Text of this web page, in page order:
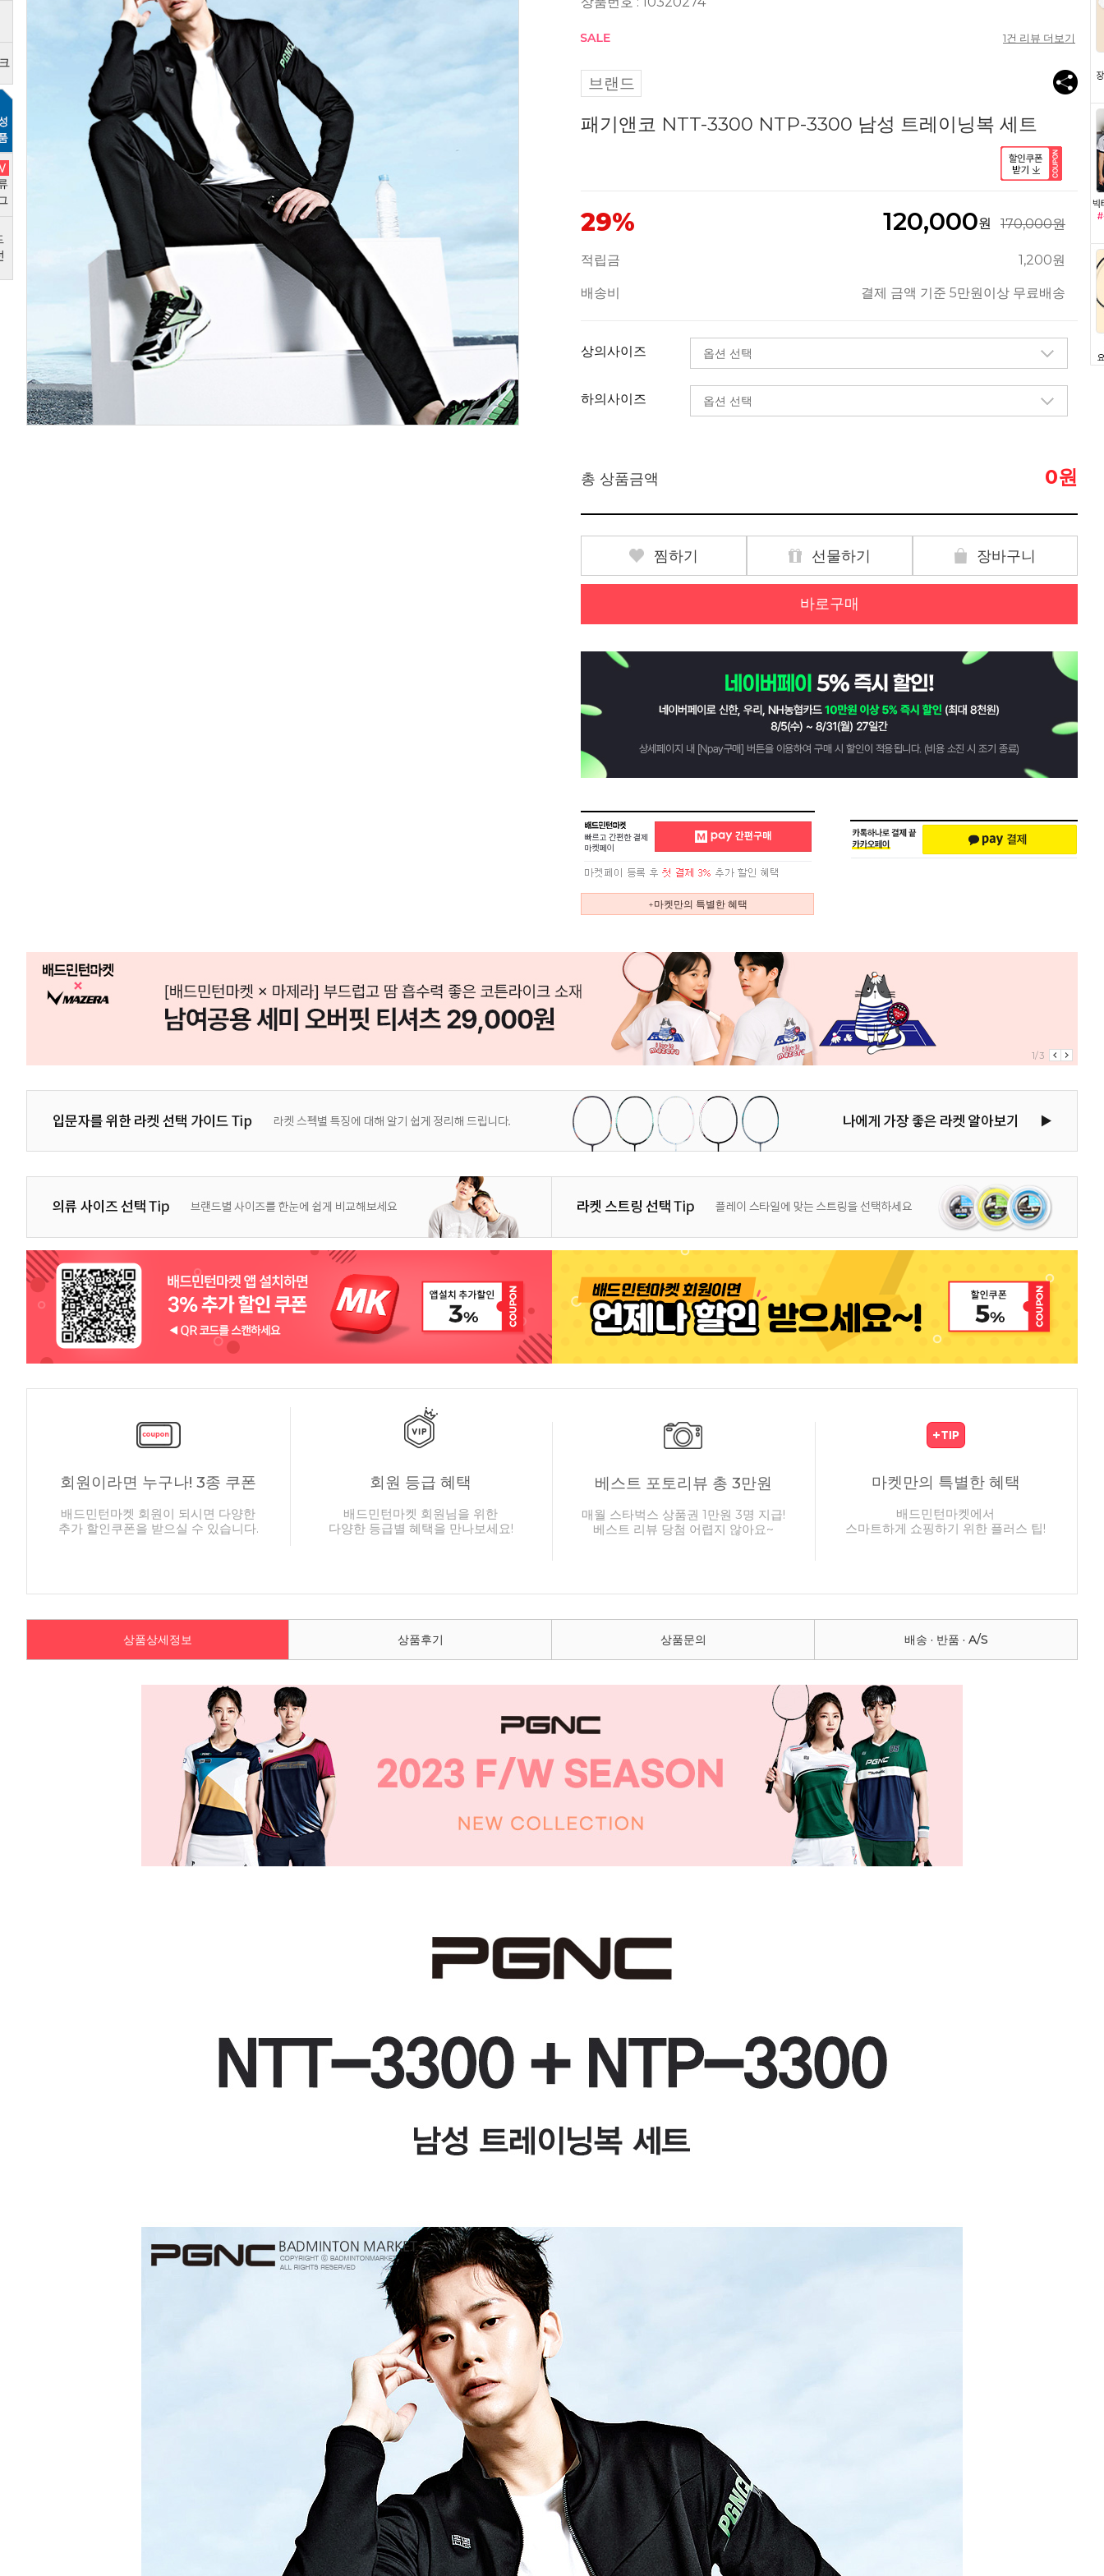
1건 리뷰 더보기
브랜드
패기앤코 NTT-3300 NTP-3300 남성 트레이닝복 세트
29% 120,000원 170,000원
적립금 1,200원
배송비 결제 금액 기준 5만원이상 무료배송
상의사이즈
하의사이즈
총 상품금액 0원
찜하기 선물하기 장바구니
바로구매
+마켓만의 특별한 혜택
1/3
회원이라면 누구나! 3종 쿠폰
배드민턴마켓 회원이 되시면 다양한
추가 할인쿠폰을 받으실 수 있습니다.
회원 등급 혜택
배드민턴마켓 회원님을 위한
다양한 등급별 혜택을 만나보세요!
베스트 포토리뷰 총 3만원
매월 스타벅스 상품권 1만원 3명 지급!
베스트 리뷰 당첨 어렵지 않아요~
마켓만의 특별한 혜택
배드민턴마켓에서
스마트하게 쇼핑하기 위한 플러스 팁!
상품상세정보 상품후기 상품문의 배송 · 반품 · A/S